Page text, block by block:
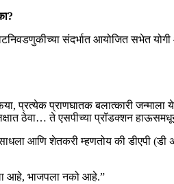
संदर्भात आयोजित सभेत
प्राणघातक बलात्कारी जन्माला
लक्षात ठेवा… ते एसपीच्या प्रॉडक्शन
आणि शेतकरी म्हणतोय की डीएपी
आहे, भाजपला नको आहे.”